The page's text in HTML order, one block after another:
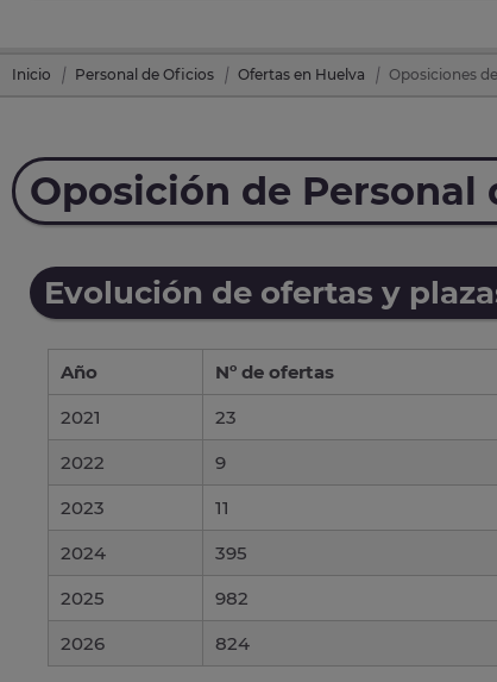
Inicio Personal de Oficios Ofertas en Huelva Oposiciones
Oposición de Personal
Evolución de ofertas y
Año Nº de ofertas
2021
23
2022
9
2023
11
2024
395
2025
982
2026
824